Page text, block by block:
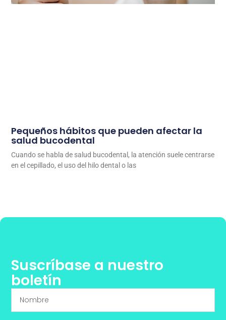
Pequeños hábitos que pueden afectar la
salud bucodental
Cuando se habla de salud bucodental, la atención suele centrarse
en el cepillado, el uso del hilo dental o las
Suscríbase a nuestro
boletín